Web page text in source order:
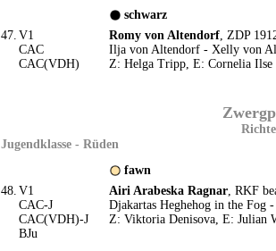
schwarz
47. V1
CAC
CAC(VDH)
Romy von Altendorf, ZDP
Ilja von Altendorf - Xelly von
Z: Helga Tripp, E: Cornelia Ilse
Jugendklasse - Rüden
fawn
48. V1
CAC-J
CAC(VDH)-J
BJu
Airi Arabeska Ragnar, RKF
Djakartas Heghehog in the Fog
Z: Viktoria Denisova, E: Julian